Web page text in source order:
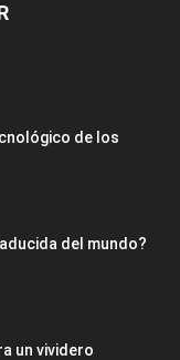
de los
del mundo?
un vividero